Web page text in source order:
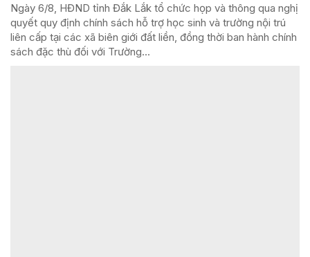
Ngày 6/8, HĐND tỉnh Đắk Lắk tổ chức họp và thông qua nghị
quyết quy định chính sách hỗ trợ học sinh và trường nội trú
liên cấp tại các xã biên giới đất liền, đồng thời ban hành chính
sách đặc thù đối với Trường...